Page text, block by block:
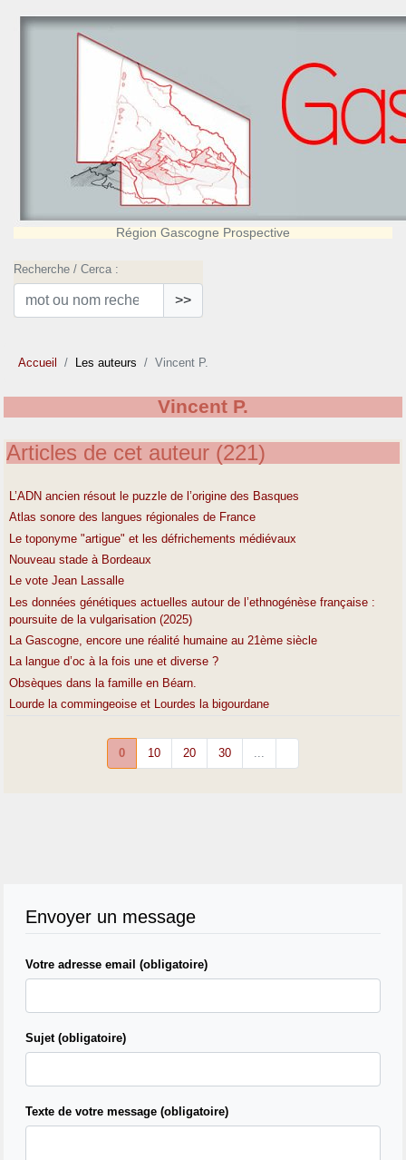
Région Gascogne Prospective
Recherche / Cerca :
>>
Accueil Les auteurs Vincent P.
Vincent P.
Articles de cet auteur (221)
L’ADN ancien résout le puzzle de l’origine des Basques
Atlas sonore des langues régionales de France
Le toponyme "artigue" et les défrichements médiévaux
Nouveau stade à Bordeaux
Le vote Jean Lassalle
Les données génétiques actuelles autour de l’ethnogénèse française :
poursuite de la vulgarisation (2025)
La Gascogne, encore une réalité humaine au 21ème siècle
La langue d’oc à la fois une et diverse ?
Obsèques dans la famille en Béarn.
Lourde la commingeoise et Lourdes la bigourdane
0 10 20 30
Envoyer un message
Votre adresse email (obligatoire)
Sujet (obligatoire)
Texte de votre message (obligatoire)